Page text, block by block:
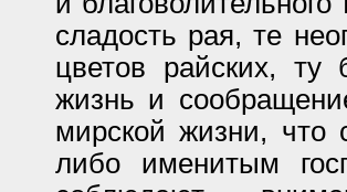
сладость рая, те
цветов райских, ту
жизнь и
мирской жизни, что
либо именитым